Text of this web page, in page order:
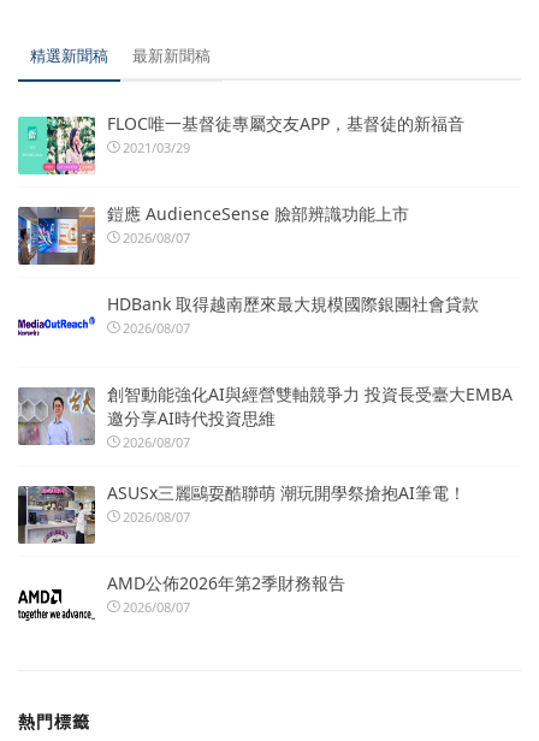
精選新聞稿 最新新聞稿
FLOC唯一基督徒專屬交友APP，基督徒的新福音
2021/03/29
鎧應 AudienceSense 臉部辨識功能上市
2026/08/07
HDBank 取得越南歷來最大規模國際銀團社會貸款
2026/08/07
創智動能強化AI與經營雙軸競爭力 投資長受臺大EMBA
邀分享AI時代投資思維
2026/08/07
ASUSx三麗鷗耍酷聯萌 潮玩開學祭搶抱AI筆電！
2026/08/07
AMD公佈2026年第2季財務報告
2026/08/07
熱門標籤